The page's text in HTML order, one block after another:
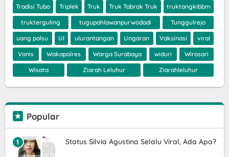
Tradisi Tubo Triplek Truk Truk Tabrak Truk truktangkibbm
trukterguling tugupahlawanpurwodadi Tunggulrejo
uang palsu UI ulurantangan Ungaran Vaksinasi viral
Vonis Wakapolres Warga Surabaya widuri Wirosari
Wisata Ziarah Leluhur Ziarahleluhur
Popular
Status Silvia Agustina Selalu Viral, Ada Apa?